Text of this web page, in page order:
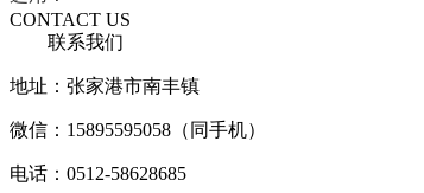
CONTACT US
联系我们
地址：张家港市南丰镇
微信：15895595058（同手机）
电话：0512-58628685